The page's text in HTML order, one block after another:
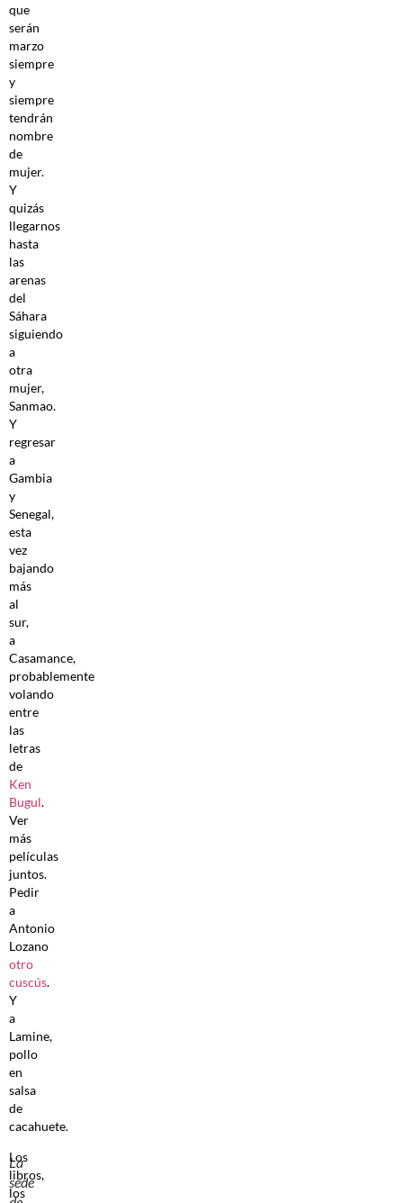
que
serán
marzo
siempre
y
siempre
tendrán
nombre
de
mujer.
Y
quizás
llegarnos
hasta
las
arenas
del
Sáhara
siguiendo
a
otra
mujer,
Sanmao.
Y
regresar
a
Gambia
y
Senegal,
esta
vez
bajando
más
al
sur,
a
Casamance,
probablemente
volando
entre
las
letras
de
Ken
Bugul.
Ver
más
películas
juntos.
Pedir
a
Antonio
Lozano
otro
cuscús.
Y
a
Lamine,
pollo
en
salsa
de
cacahuete.
La
sede
Los
libros,
los